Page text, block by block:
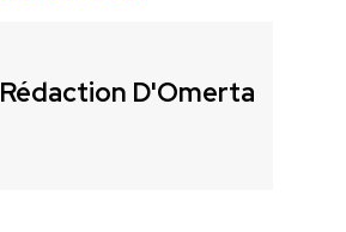
Rédaction D'Omerta